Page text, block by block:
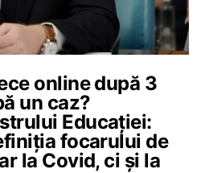
online după 3
un caz?
Educației:
focarului de
la Covid, ci și la